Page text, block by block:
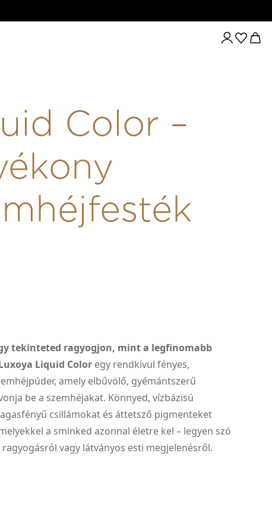
Color –
tekinteted ragyogjon, mint a legfinomabb
Liquid Color egy rendkívül fényes,
amely elbűvölő, gyémántszerű
be a szemhéjakat. Könnyed, vízbázisú
csillámokat és áttetsző pigmenteket
a sminked azonnal életre kel – legyen szó
vagy látványos esti megjelenésről.